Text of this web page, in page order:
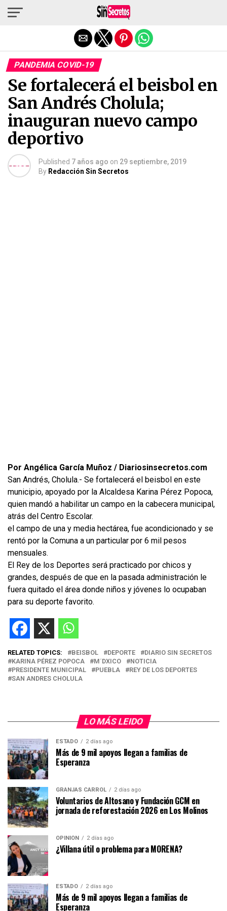
PANDEMIA COVID-19
Se fortalecerá el beisbol en
San Andrés Cholula;
inauguran nuevo campo
deportivo
Published 7 años ago on 29 septiembre, 2019
By Redacción Sin Secretos
Por Angélica García Muñoz / Diariosinsecretos.com
San Andrés, Cholula.- Se fortalecerá el beisbol en este
municipio, apoyado por la Alcaldesa Karina Pérez Popoca,
quien mandó a habilitar un campo en la cabecera municipal,
atrás del Centro Escolar.
el campo de una y media hectárea, fue acondicionado y se
rentó por la Comuna a un particular por 6 mil pesos
mensuales.
El Rey de los Deportes será practicado por chicos y
grandes, después de que en la pasada administración le
fuera quitado el área donde niños y jóvenes lo ocupaban
para su deporte favorito.
RELATED TOPICS: BEISBOL DEPORTE
DIARIO SIN SECRETOS
KARINA PÉREZ POPOCA
M´DXICO
NOTICIA
PRESIDENTE MUNICIPAL
PUEBLA
REY DE LOS DEPORTES
SAN ANDRES CHOLULA
LO MÁS LEIDO
ESTADO 2 días ago
Más de 9 mil apoyos llegan a familias de
Esperanza
GRANJAS CARROL 2 días ago
Voluntarios de Altosano y Fundación GCM en
jornada de reforestación 2026 en Los Molinos
OPINIÓN 2 días ago
¿Villana útil o problema para MORENA?
ESTADO 2 días ago
Más de 9 mil apoyos llegan a familias de
Esperanza
Salir de la versión móvil